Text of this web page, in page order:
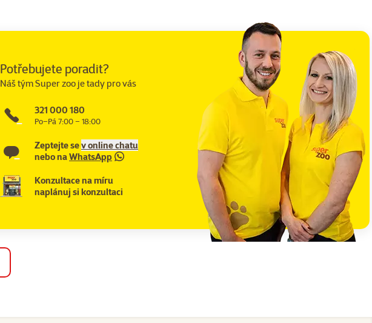
Potřebujete poradit?
Náš tým Super zoo je tady pro vás
321 000 180
Po–Pá 7:00 – 18:00
Zeptejte sev online chatu
nebo naWhatsApp
Konzultace na míru
naplánuj si konzultaci